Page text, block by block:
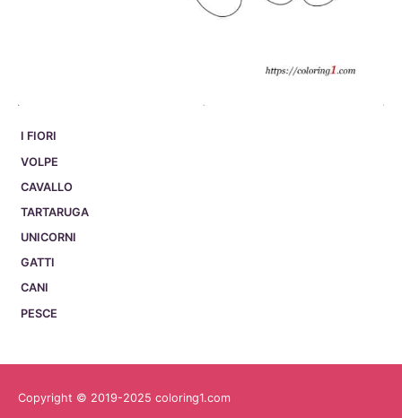
I FIORI
VOLPE
CAVALLO
TARTARUGA
UNICORNI
GATTI
CANI
PESCE
Copyright © 2019-2025 coloring1.com